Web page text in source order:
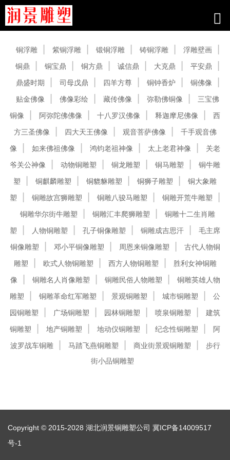
铜浮雕 紫铜浮雕 锻铜浮雕 铸铜浮雕
浮雕壁画
铜鼎
铜宝鼎 铜方鼎 诚信鼎 大克鼎
平安鼎
鼎盛时期
司母戊鼎 四羊方尊 铜钟香炉
铜佛像
贴金佛像
佛像彩绘 藏传佛像 弥勒佛铜像
三宝佛
铜像
阿弥陀佛佛像 十八罗汉佛像 释迦摩尼佛像
西
方三圣佛像
四大天王佛像 观音菩萨佛像
千手观音佛
像
如来佛祖佛像 鸿钧老祖神像 太上老君神像
关老
爷关公神像
动物铜雕塑 铜龙雕塑 铜马雕塑
铜牛雕
塑
铜麒麟雕塑 铜貔貅雕塑 铜狮子雕塑
铜大象雕
塑
铜雕故宫狮雕塑 铜雕八骏马雕塑
铜雕开荒牛雕塑
铜雕华尔街牛雕塑
铜雕汇丰爬狮雕塑
铜雕十二生肖雕
塑
人物铜雕塑 孔子铜像雕塑 铜雕成吉思汗
毛主席
铜像雕塑
邓小平铜像雕塑 周恩来铜像雕塑
古代人物铜
雕塑
欧式人物铜雕塑 西方人物铜雕塑
胜利女神铜雕
像
铜雕名人肖像雕塑 铜雕民俗人物雕塑
铜雕英雄人物
雕塑
铜雕革命红军雕塑 景观铜雕塑 城市铜雕塑
公
园铜雕塑
广场铜雕塑 园林铜雕塑 喷泉铜雕塑
建筑
铜雕塑
地产铜雕塑 地动仪铜雕塑 纪念性铜雕塑
阿
波罗战车铜雕
马踏飞燕铜雕塑 商业街景观铜雕塑
步行
街小品铜雕塑
Copyright © 2015-2028 湖北润景铜雕塑公司 冀ICP备14009517
号-1